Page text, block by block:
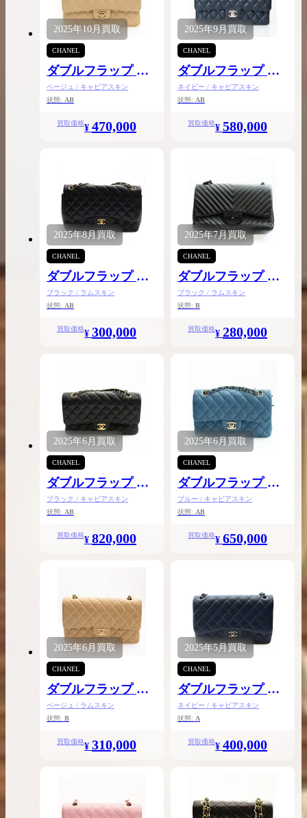
2025年10月買取
CHANEL
ダブルフラップ チ
ェーンショルダー
25
ベージュ / キャビアスキン
状態: AB
買取価格¥ 470,000
2025年9月買取
CHANEL
ダブルフラップ チ
ェーンショルダー
25
ネイビー / キャビアスキン
状態: AB
買取価格¥ 580,000
2025年8月買取
CHANEL
ダブルフラップ チ
ェーンショルダー
30
ブラック / ラムスキン
状態: AB
買取価格¥ 300,000
2025年7月買取
CHANEL
ダブルフラップ チ
ェーンショルダー
30
ブラック / ラムスキン
状態: B
買取価格¥ 280,000
2025年6月買取
CHANEL
ダブルフラップ チ
ェーンショルダー
25
ブラック / キャビアスキン
状態: AB
買取価格¥ 820,000
2025年6月買取
CHANEL
ダブルフラップ チ
ェーンショルダー
23
ブルー / キャビアスキン
状態: AB
買取価格¥ 650,000
2025年6月買取
CHANEL
ダブルフラップ チ
ェーンショルダー
25
ベージュ / ラムスキン
状態: B
買取価格¥ 310,000
2025年5月買取
CHANEL
ダブルフラップ チ
ェーンショルダー
30
ネイビー / キャビアスキン
状態: A
買取価格¥ 400,000